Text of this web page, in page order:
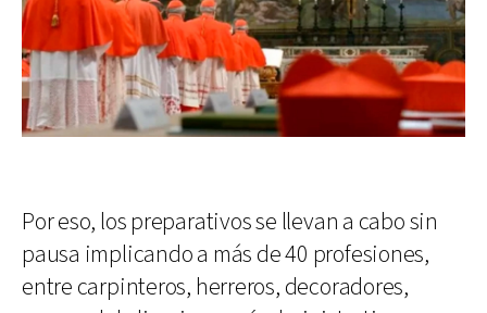
Por eso, los preparativos se llevan a cabo sin
pausa implicando a más de 40 profesiones,
entre carpinteros, herreros, decoradores,